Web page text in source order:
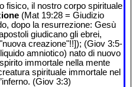
fisico, il nostro corpo spirituale
(Mat 19:28 = Giudizio
dopo la resurrezione: Gesù
giudicano gli ebrei,
creazione"!!]); (Giov 3:5-
amniotico) nato di nuovo
immortale nella mente
spirituale immortale nel
(Giov 3:3)